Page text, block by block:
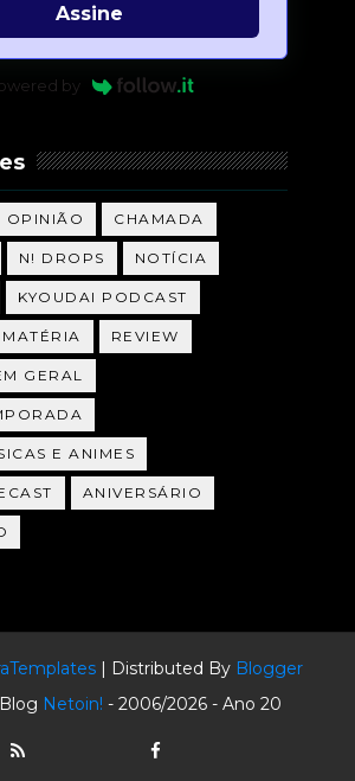
Assine
by
OPINIÃO CHAMADA
N! DROPS NOTÍCIA
KYOUDAI PODCAST
MATÉRIA REVIEW
GERAL
E ANIMES
ANIVERSÁRIO
| Distributed By Blogger
Netoin! - 2006/2026 - Ano 20